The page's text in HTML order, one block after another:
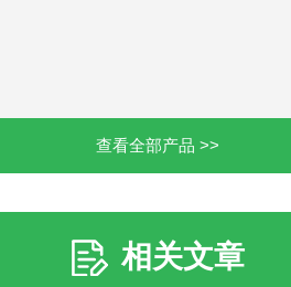
查看全部产品 >>
相关文章